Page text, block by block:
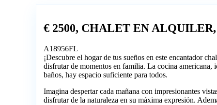
€ 2500, CHALET EN
A18956FL
¡Descubre el hogar de tus sueños en este encantador
disfrutar de momentos en familia. La cocina americana,
baños, hay espacio suficiente para todos.
Imagina despertar cada mañana con impresionantes
disfrutar de la naturaleza en su máxima expresión.